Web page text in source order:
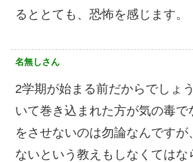
るととても、恐怖を感じます。
名無しさん
2学期が始まる前だからでしょ
いて巻き込まれた方が気の毒で
をさせないのは勿論なんですが
ないという教えもしなくてはな